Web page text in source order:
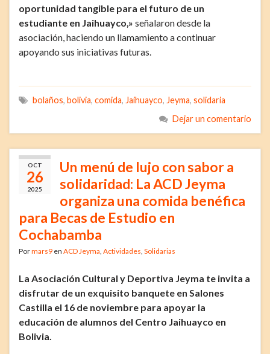
oportunidad tangible para el futuro de un
estudiante en Jaihuayco,» señalaron desde la
asociación, haciendo un llamamiento a continuar
apoyando sus iniciativas futuras.
bolaños, bolivia, comida, Jaihuayco, Jeyma, solidaria
Dejar un comentario
OCT
26
2025
Un menú de lujo con sabor a
solidaridad: La ACD Jeyma
organiza una comida benéfica
para Becas de Estudio en
Cochabamba
Pormars9 en ACD Jeyma Actividades Solidarias
La Asociación Cultural y Deportiva Jeyma te invita a
disfrutar de un exquisito banquete en Salones
Castilla el 16 de noviembre para apoyar la
educación de alumnos del Centro Jaihuayco en
Bolivia.